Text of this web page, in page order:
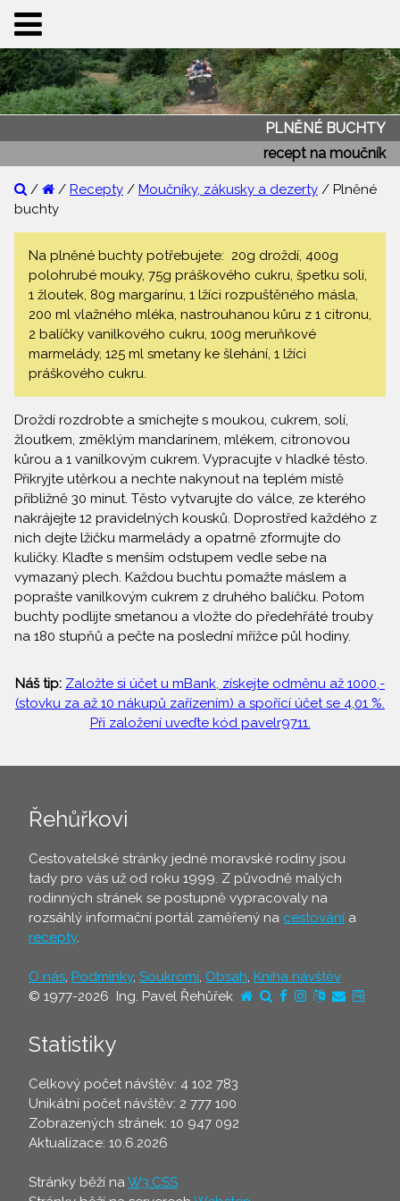
PLNĚNÉ BUCHTY
recept na moučník
/ / Recepty / Moučníky, zákusky a dezerty / Plněné
buchty
Na plněné buchty potřebujete: 20g droždí, 400g
polohrubé mouky, 75g práškového cukru, špetku soli,
1 žloutek, 80g margarínu, 1 lžíci rozpuštěného másla,
200 ml vlažného mléka, nastrouhanou kůru z 1 citronu,
2 balíčky vanilkového cukru, 100g meruňkové
marmelády, 125 ml smetany ke šlehání, 1 lžíci
práškového cukru.
Droždí rozdrobte a smíchejte s moukou, cukrem, solí,
žloutkem, změklým mandarínem, mlékem, citronovou
kůrou a 1 vanilkovým cukrem. Vypracujte v hladké těsto.
Přikryjte utěrkou a nechte nakynout na teplém místě
přibližně 30 minut. Těsto vytvarujte do válce, ze kterého
nakrájejte 12 pravidelných kousků. Doprostřed každého z
nich dejte lžičku marmelády a opatrně zformujte do
kuličky. Klaďte s menším odstupem vedle sebe na
vymazaný plech. Každou buchtu pomažte máslem a
poprašte vanilkovým cukrem z druhého balíčku. Potom
buchty podlijte smetanou a vložte do předehřáté trouby
na 180 stupňů a pečte na poslední mřížce půl hodiny.
Náš tip: Založte si účet u mBank, získejte odměnu až 1000,-
(stovku za až 10 nákupů zařízením) a spořící účet se 4,01 %.
Při založení uveďte kód pavelr9711.
Řehůřkovi
Cestovatelské stránky jedné moravské rodiny jsou
tady pro vás už od roku 1999. Z původně malých
rodinných stránek se postupně vypracovaly na
rozsáhlý informační portál zaměřený na cestování a
recepty.
O nás, Podmínky, Soukromí, Obsah, Kniha návštěv
© 1977-2026 Ing. Pavel Řehůřek
Statistiky
Celkový počet návštěv: 4 102 783
Unikátní počet návštěv: 2 777 100
Zobrazených stránek: 10 947 092
Aktualizace: 10.6.2026
Stránky běží naW3.CSS